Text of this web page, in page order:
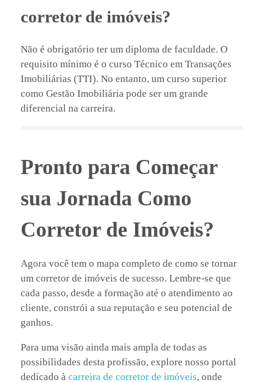
corretor de imóveis?
Não é obrigatório ter um diploma de faculdade. O
requisito mínimo é o curso Técnico em Transações
Imobiliárias (TTI). No entanto, um curso superior
como Gestão Imobiliária pode ser um grande
diferencial na carreira.
Pronto para Começar
sua Jornada Como
Corretor de Imóveis?
Agora você tem o mapa completo de como se tornar
um corretor de imóveis de sucesso. Lembre-se que
cada passo, desde a formação até o atendimento ao
cliente, constrói a sua reputação e seu potencial de
ganhos.
Para uma visão ainda mais ampla de todas as
possibilidades desta profissão, explore nosso portal
dedicado à carreira de corretor de imóveis, onde